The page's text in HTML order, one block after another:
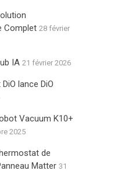
Complet 28 février
IA 21 février 2026
lance DiO
Vacuum K10+
2025
de
Matter 31